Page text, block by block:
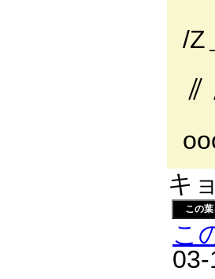
/Z
キ
この
こ
03-